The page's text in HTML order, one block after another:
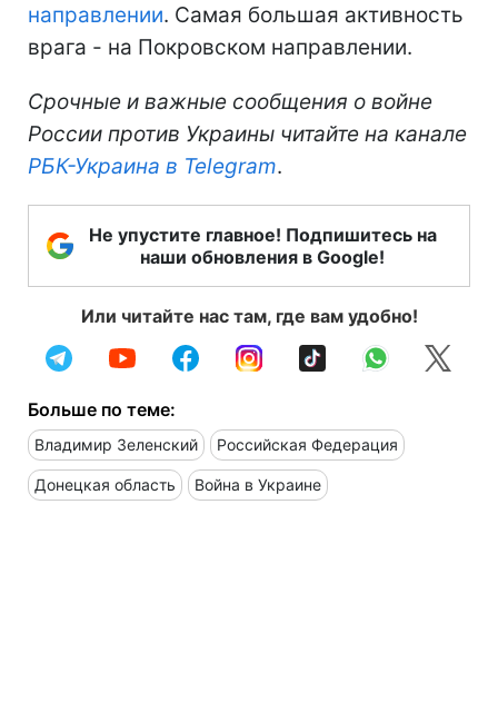
направлении. Самая большая активность
врага - на Покровском направлении.
Срочные и важные сообщения о войне
России против Украины читайте на канале
РБК-Украина в Telegram.
Не упустите главное! Подпишитесь на
наши обновления в Google!
Или читайте нас там, где вам удобно!
Больше по теме:
Владимир Зеленский Российская Федерация
Донецкая область Война в Украине